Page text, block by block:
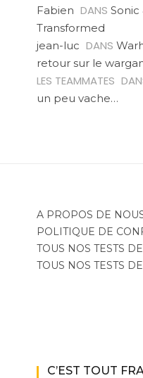
Fabien DANS Sonic
Transformed
jean-luc DANS
retour sur le
LES TEAMMATES
un peu vache…
A PROPOS DE
POLITIQUE DE
TOUS NOS TESTS
TOUS NOS TESTS
C’EST TOUT